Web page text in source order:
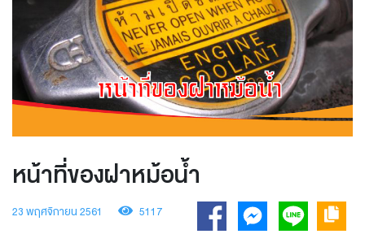
หน้าที่ของฝาหม้อน้ำ
23 พฤศจิกายน 2561 5117